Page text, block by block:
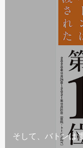
そして、バトンは